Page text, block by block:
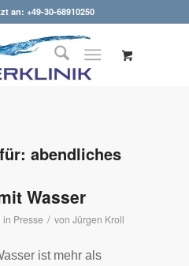
an: +49-30-68910250
abendliches
Wasser
in Presse / von Jürgen Kroll
ist mehr als